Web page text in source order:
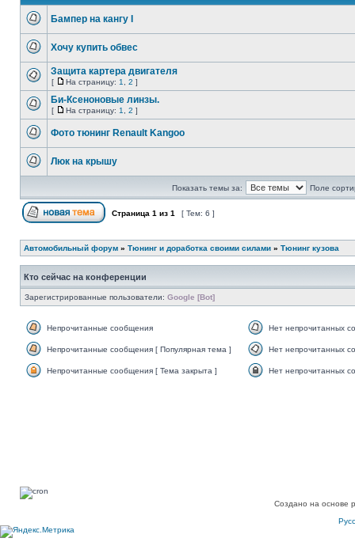
Бампер на кангу I
Хочу купить обвес
Защита картера двигателя
[ На страницу: 1 2 ]
Би-Ксеноновые линзы.
[ На страницу: 1 2 ]
Фото тюнинг Renault Kangoo
Люк на крышу
Показать темы за: Поле
Страница 1 из 1 [ Тем: 6 ]
Автомобильный форум » Тюнинг и доработка своими силами » Тюнинг кузова
Кто сейчас на конференции
Зарегистрированные пользователи: Google [Bot]
Непрочитанные сообщения Нет непрочитанных
Непрочитанные сообщения [ Популярная тема ] Нет непрочитанных
Непрочитанные сообщения [ Тема закрыта ] Нет непрочитанных
Создано на основе